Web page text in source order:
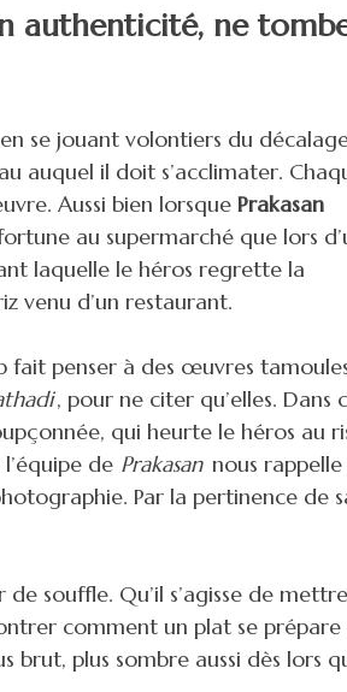
authenticité, ne
se jouant volontiers du
auquel il doit s’acclimater.
Aussi bien lorsque Prakasan
au supermarché que lors
laquelle le héros regrette la
venu d’un restaurant.
fait penser à des œuvres
, pour ne citer qu’elles. Dans
qui heurte le héros au
de Prakasan nous rappelle
Par la pertinence de
de souffle. Qu’il s’agisse de
comment un plat se prépare
brut, plus sombre aussi dès lors